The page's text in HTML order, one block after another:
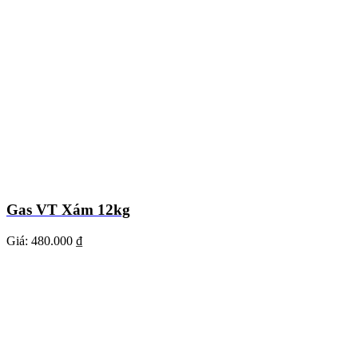
Gas VT Xám 12kg
Giá: 480.000 ₫